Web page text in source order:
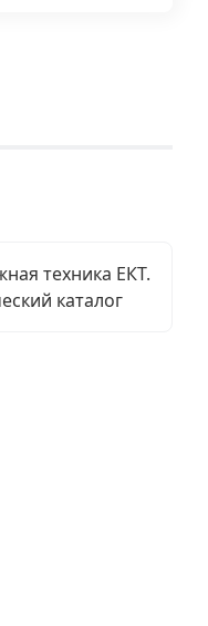
техника ЕКТ.
каталог